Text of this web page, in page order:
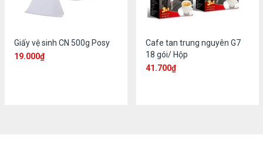
Giấy vệ sinh CN 500g Posy
19.000₫
Cafe tan trung nguyên G7
18 gói/ Hộp
41.700₫